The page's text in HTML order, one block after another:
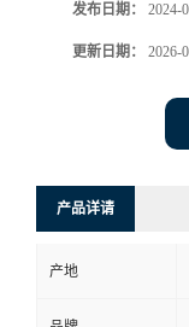
发布日期： 2024-
更新日期： 2026-
产品详请
产地